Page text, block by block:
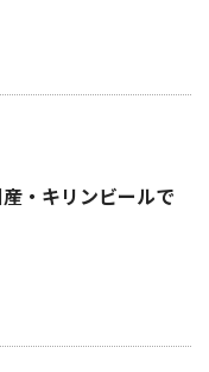
・キリンビールで